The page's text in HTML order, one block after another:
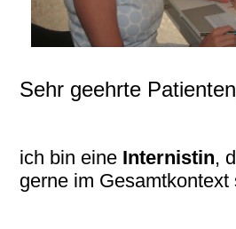
Sehr geehrte
ich bin eine Internistin,
gerne im Gesamtkontext